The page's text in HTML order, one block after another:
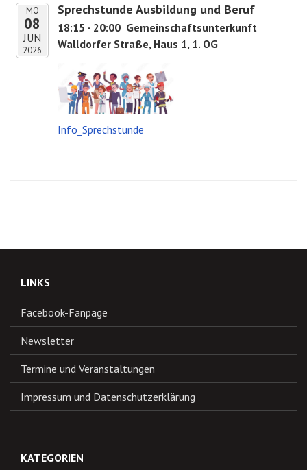
MO
08
JUN
2026
Sprechstunde Ausbildung und Beruf
18:15 - 20:00 Gemeinschaftsunterkunft
Walldorfer Straße, Haus 1, 1. OG
Info_Sprechstunde
LINKS
Facebook-Fanpage
Newsletter
Termine und Veranstaltungen
Impressum und Datenschutzerklärung
KATEGORIEN